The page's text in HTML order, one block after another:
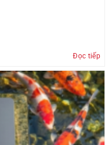
Đọc tiếp